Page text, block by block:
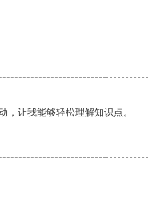
让我能够轻松理解知识点。